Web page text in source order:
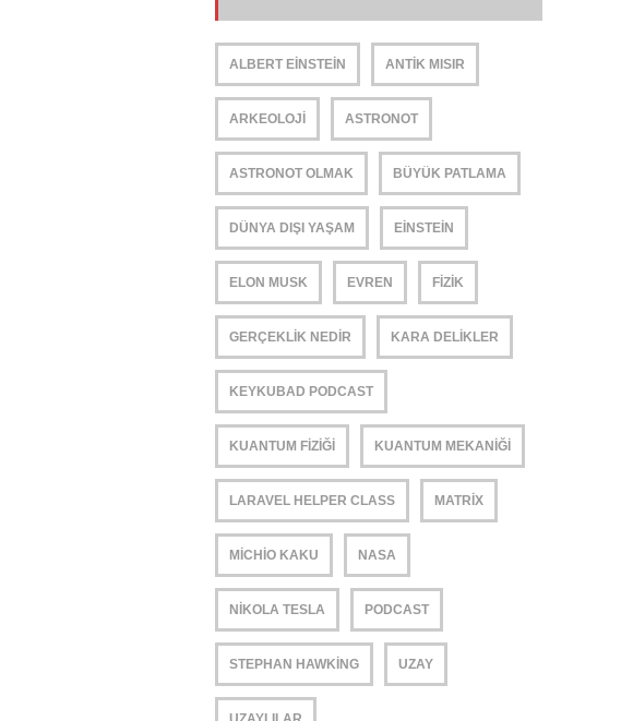
ALBERT EINSTEIN ANTIK MISIR
ARKEOLOJI ASTRONOT
ASTRONOT OLMAK BÜYÜK PATLAMA
DÜNYA DIŞI YAŞAM EINSTEIN
ELON MUSK EVREN FIZIK
GERÇEKLIK NEDIR KARA DELIKLER
KEYKUBAD PODCAST
KUANTUM FIZIĞI KUANTUM MEKANIĞI
LARAVEL HELPER CLASS MATRIX
MICHIO KAKU NASA
NIKOLA TESLA PODCAST
STEPHAN HAWKING UZAY